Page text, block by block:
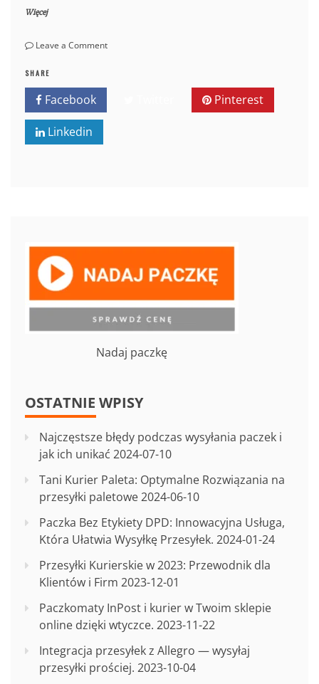
Więcej
Leave a Commenton
SHARE
Facebook Pinterest
Linkedin
Nadaj paczkę
OSTATNIE WPISY
Najczęstsze błędy podczas wysyłania paczek i
jak ich unikać 2024-07-10
Tani Kurier Paleta: Optymalne Rozwiązania na
przesyłki paletowe2024-06-10
Paczka Bez Etykiety DPD: Innowacyjna Usługa,
Która Ułatwia Wysyłkę Przesyłek. 2024-01-24
Przesyłki Kurierskie w 2023: Przewodnik dla
Klientów i Firm 2023-12-01
Paczkomaty InPost i kurier w Twoim sklepie
online dzięki wtyczce. 2023-11-22
Integracja przesyłek z Allegro — wysyłaj
przesyłki prościej. 2023-10-04